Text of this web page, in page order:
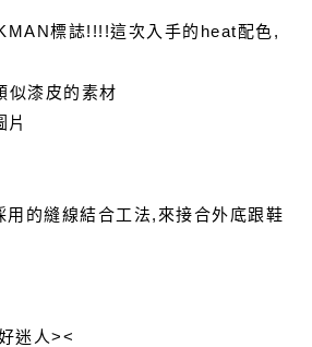
標誌!!!!這次入手的heat配色,
似漆皮的素材
的縫線結合工法,來接合外底跟鞋
迷人><